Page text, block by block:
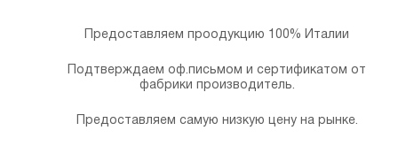
Предоставляем проодукцию 100% Италии
Подтверждаем оф.письмом и сертификатом от
фабрики производитель.
Предоставляем самую низкую цену на рынке.